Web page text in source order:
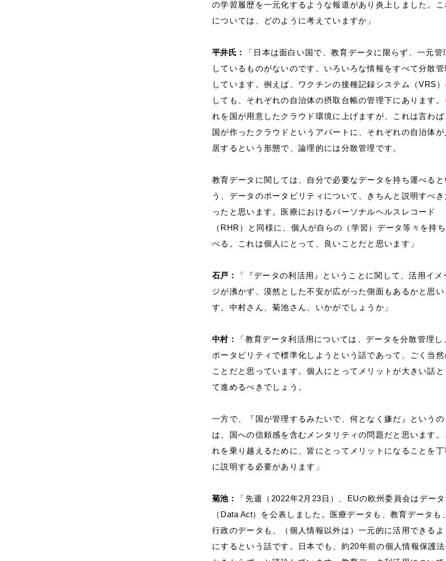
の学習履歴を一元化するような報道があり炎上しました。こ
については、どのように考えていますか」
平井氏：
「日本は面白い国で、教育データに限らず、一元管
しているものがないのです。いろいろな情報をすべて分散
しています。例えば、ワクチンの接種記録システム（VRS
しても、それぞれの自治体の摂取台帳の管理下にあります
れを国が用意したクラウド環境に上げますが、これは言わば
国が作ったクラウドというアパートに、それぞれの自治体
居するという形態で、論理的には分散管理です。
教育データに関しては、自分で必要なデータを持ち運べると
う、データのポータビリティについて、きちんと説明すべ
ったと思います。医療におけるパーソナルヘルスレコード
（ RHR ）と同様に、個人が自らの（学習）データ等々を持
べる。これは個人にとって、良いことだと思います」
石戸：
「『データの利活用』ということに関して、活用イメ
ジが沸かず、漠然とした不安が広がった側面もあるかと思
す。中村さん、菊池さん、いかがでしょうか」
中村：
「教育データ利活用については、データを分散管理し
ポータビリティで標準化しようという話であって、ごく当然
ことだと思っています。個人にとってメリットが大きい話
て進めるべきでしょう。
一方で、『国が管理するみたいで、何となく嫌だ』というの
は、国への信頼感を含むメンタリティの問題だと思います。
れを乗り越えるために、皆にとってメリットになることを丁
に説明する必要があります」
菊池： 「先週（ 2022年2 月 23 日）、 EUの欧州委員会はデー
（ Data Act）を公表しました。医療データも、教育データも
行政のデータも、（個人情報以外は）一元的に活用できるよ
にするという話です。日本でも、約20年前の個人情報保護